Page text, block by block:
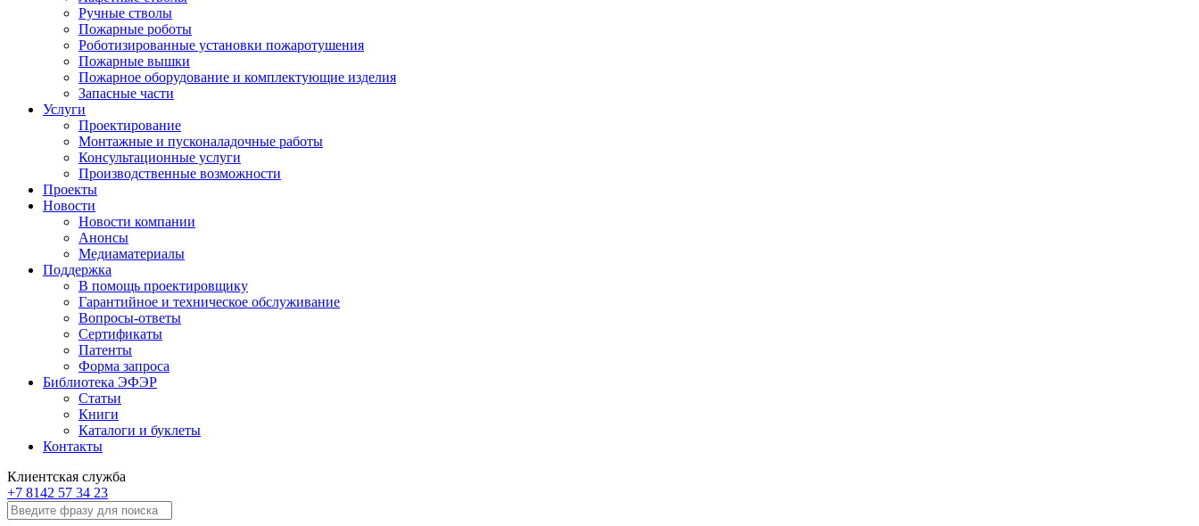
Ручные стволы
Пожарные роботы
Роботизированные установки пожаротушения
Пожарные вышки
Пожарное оборудование и комплектующие изделия
Запасные части
Услуги
Проектирование
Монтажные и пусконаладочные работы
Консультационные услуги
Производственные возможности
Проекты
Новости
Новости компании
Анонсы
Медиаматериалы
Поддержка
В помощь проектировщику
Гарантийное и техническое обслуживание
Вопросы-ответы
Сертификаты
Патенты
Форма запроса
Библиотека ЭФЭР
Статьи
Книги
Каталоги и буклеты
Контакты
Клиентская служба
+7 8142 57 34 23